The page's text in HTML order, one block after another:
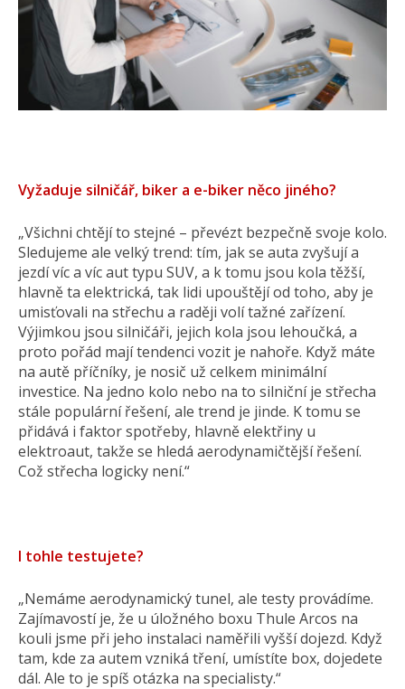
Vyžaduje silničář, biker a e-biker něco jiného?
„Všichni chtějí to stejné – převézt bezpečně svoje kolo.
Sledujeme ale velký trend: tím, jak se auta zvyšují a
jezdí víc a víc aut typu SUV, a k tomu jsou kola těžší,
hlavně ta elektrická, tak lidi upouštějí od toho, aby je
umisťovali na střechu a raději volí tažné zařízení.
Výjimkou jsou silničáři, jejich kola jsou lehoučká, a
proto pořád mají tendenci vozit je nahoře. Když máte
na autě příčníky, je nosič už celkem minimální
investice. Na jedno kolo nebo na to silniční je střecha
stále populární řešení, ale trend je jinde. K tomu se
přidává i faktor spotřeby, hlavně elektřiny u
elektroaut, takže se hledá aerodynamičtější řešení.
Což střecha logicky není.“
I tohle testujete?
„Nemáme aerodynamický tunel, ale testy provádíme.
Zajímavostí je, že u úložného boxu Thule Arcos na
kouli jsme při jeho instalaci naměřili vyšší dojezd. Když
tam, kde za autem vzniká tření, umístíte box, dojedete
dál. Ale to je spíš otázka na specialisty.“